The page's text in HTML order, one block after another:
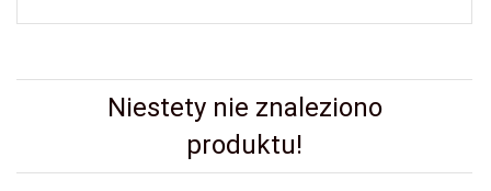
Niestety nie znaleziono
produktu!